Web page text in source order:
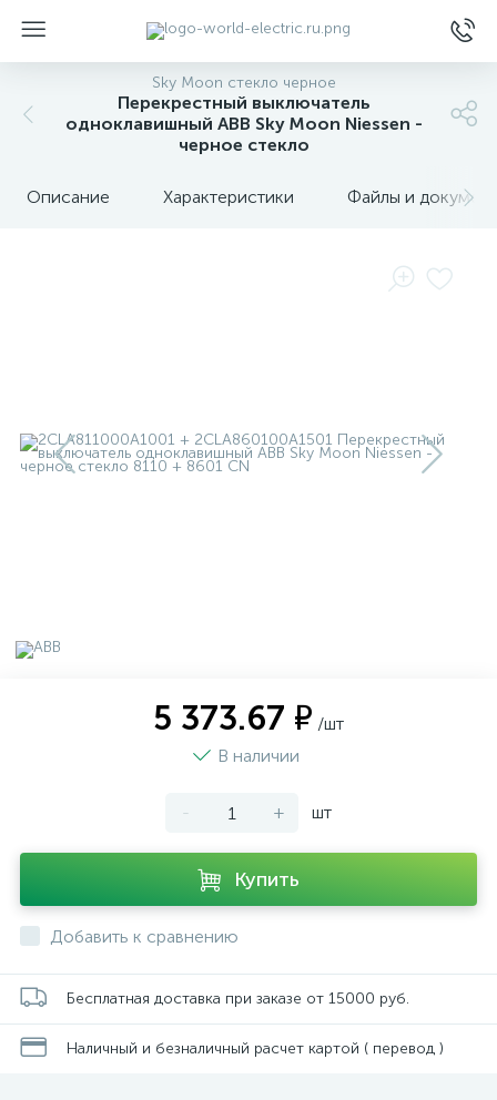
Sky Moon стекло черное
Перекрестный выключатель
одноклавишный ABB Sky Moon Niessen -
черное стекло
Описание Характеристики Файлы и
5 373.67 ₽ /шт
В наличии
- + шт
Купить
Добавить к сравнению
Бесплатная доставка при заказе от 15000 руб.
Наличный и безналичный расчет картой ( перевод )